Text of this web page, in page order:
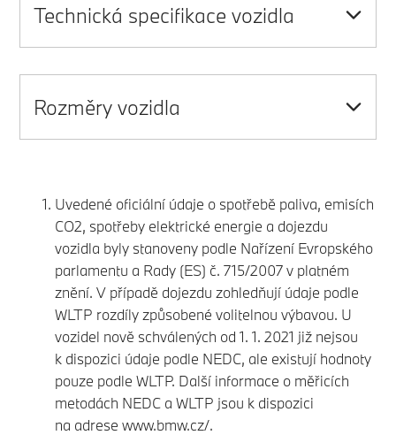
Technická specifikace vozidla
Rozměry vozidla
Uvedené oficiální údaje o spotřebě paliva, emisích
CO2, spotřeby elektrické energie a dojezdu
vozidla byly stanoveny podle Nařízení Evropského
parlamentu a Rady (ES) č. 715/2007 v platném
znění. V případě dojezdu zohledňují údaje podle
WLTP rozdíly způsobené volitelnou výbavou. U
vozidel nově schválených od 1. 1. 2021 již nejsou
k dispozici údaje podle NEDC, ale existují hodnoty
pouze podle WLTP. Další informace o měřicích
metodách NEDC a WLTP jsou k dispozici
na adresewww.bmw.cz/.